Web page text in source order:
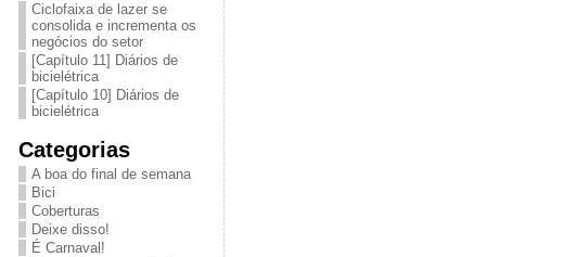
Ciclofaixa de lazer se
consolida e incrementa os
negócios do setor
[Capítulo 11] Diários de
bicielétrica
[Capítulo 10] Diários de
bicielétrica
Categorias
A boa do final de semana
Bici
Coberturas
Deixe disso!
É Carnaval!